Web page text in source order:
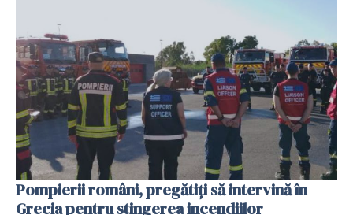
Pompierii români, pregătiţi să intervină în
Grecia pentru stingerea incendiilor